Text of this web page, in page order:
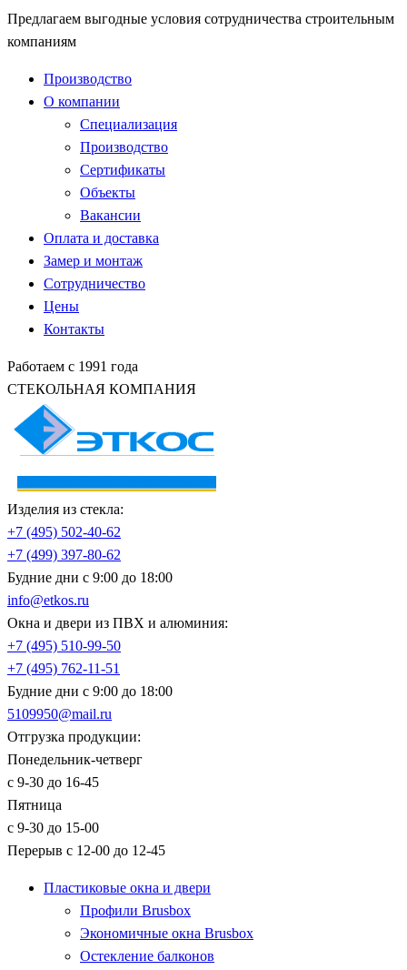
Предлагаем выгодные условия сотрудничества строительным
компаниям
Производство
О компании
Специализация
Производство
Сертификаты
Объекты
Вакансии
Оплата и доставка
Замер и монтаж
Сотрудничество
Цены
Контакты
Работаем с 1991 года
СТЕКОЛЬНАЯ КОМПАНИЯ
Изделия из стекла:
+7 (495) 502-40-62
+7 (499) 397-80-62
Будние дни с 9:00 до 18:00
info@etkos.ru
Окна и двери из ПВХ и алюминия:
+7 (495) 510-99-50
+7 (495) 762-11-51
Будние дни с 9:00 до 18:00
5109950@mail.ru
Отгрузка продукции:
Понедельник-четверг
с 9-30 до 16-45
Пятница
с 9-30 до 15-00
Перерыв с 12-00 до 12-45
Пластиковые окна и двери
Профили Brusbox
Экономичные окна Brusbox
Остекление балконов